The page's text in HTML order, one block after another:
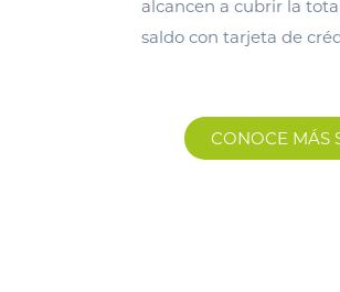
alcancen a cubrir la
saldo con tarjeta de
CONOCE MÁS